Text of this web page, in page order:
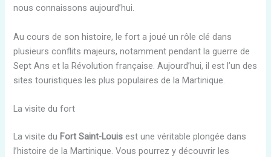
nous connaissons aujourd’hui.
Au cours de son histoire, le fort a joué un rôle clé dans
plusieurs conflits majeurs, notamment pendant la guerre de
Sept Ans et la Révolution française. Aujourd’hui, il est l’un des
sites touristiques les plus populaires de la Martinique.
La visite du fort
La visite du Fort Saint-Louis est une véritable plongée dans
l’histoire de la Martinique. Vous pourrez y découvrir les